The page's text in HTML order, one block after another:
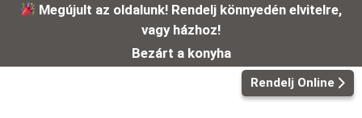
Kilépés Megújult az oldalunk! Rendelj könnyedén elvitelre,
vagy házhoz!
Bezárt a konyha
Rendelj Online